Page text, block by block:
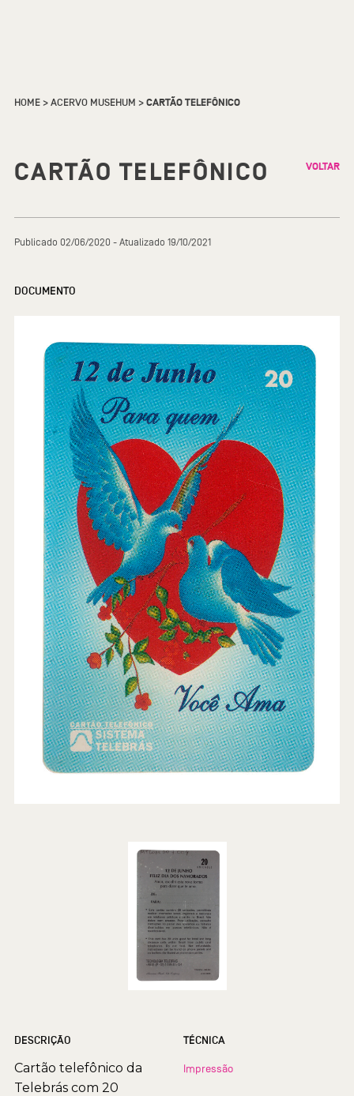
HOME>ACERVO MUSEHUM >CARTÃO TELEFÔNICO
CARTÃO TELEFÔNICO VOLTAR
Publicado 02/06/2020 - Atualizado 19/10/2021
DOCUMENTO
DESCRIÇÃO
Cartão telefônico da
Telebrás com 20
TÉCNICA
Impressão